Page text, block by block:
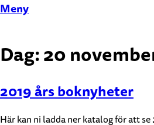
Meny
Dag:20
2019 års boknyheter
Här kan ni ladda ner katalog för att se